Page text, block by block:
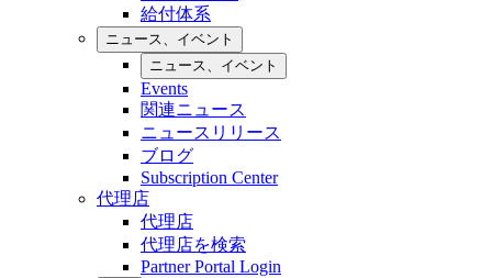
給付体系
ニュース、イベント
ニュース、イベント
Events
関連ニュース
ニュースリリース
ブログ
Subscription Center
代理店
代理店
代理店を検索
Partner Portal Login